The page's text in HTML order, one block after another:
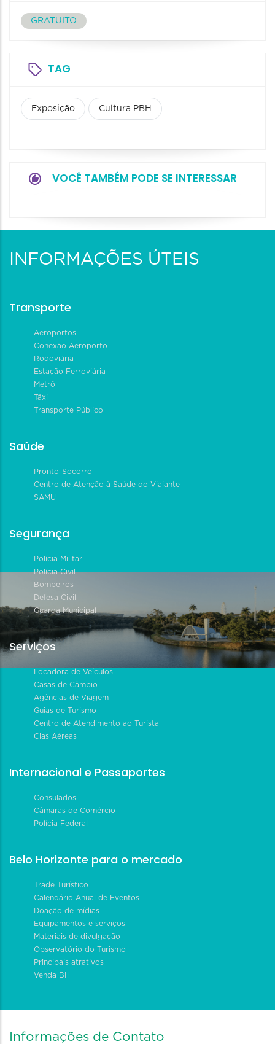
GRATUITO
TAG
Exposição Cultura PBH
VOCÊ TAMBÉM PODE SE INTERESSAR
INFORMAÇÕES ÚTEIS
Transporte
Aeroportos
Conexão Aeroporto
Rodoviária
Estação Ferroviária
Metrô
Táxi
Transporte Público
Saúde
Pronto-Socorro
Centro de Atenção à Saúde do Viajante
SAMU
Segurança
Polícia Militar
Polícia Civil
Bombeiros
Defesa Civil
Guarda Municipal
Serviços
Locadora de Veículos
Casas de Câmbio
Agências de Viagem
Guias de Turismo
Centro de Atendimento ao Turista
Cias Aéreas
Internacional e Passaportes
Consulados
Câmaras de Comércio
Polícia Federal
Belo Horizonte para o mercado
Trade Turístico
Calendário Anual de Eventos
Doação de mídias
Equipamentos e serviços
Materiais de divulgação
Observatório do Turismo
Principais atrativos
Venda BH
Informações de Contato